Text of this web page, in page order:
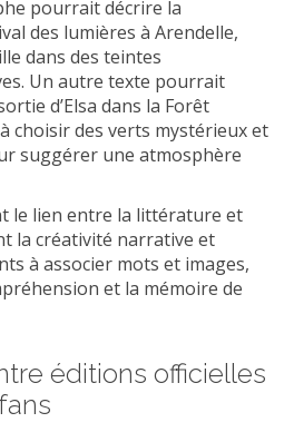
pourrait décrire la
des lumières à Arendelle,
dans des teintes
Un autre texte pourrait
d’Elsa dans la Forêt
choisir des verts mystérieux et
suggérer une atmosphère
le lien entre la littérature et
la créativité narrative et
à associer mots et images,
et la mémoire de
éditions officielles